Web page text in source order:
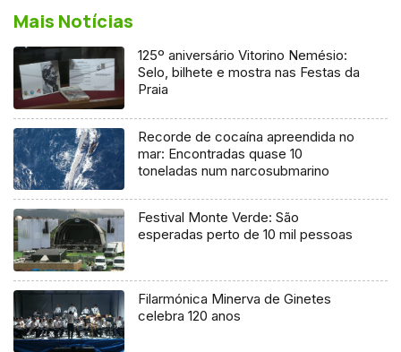
Mais Notícias
125º aniversário Vitorino Nemésio:
Selo, bilhete e mostra nas Festas da
Praia
Recorde de cocaína apreendida no
mar: Encontradas quase 10
toneladas num narcosubmarino
Festival Monte Verde: São
esperadas perto de 10 mil pessoas
Filarmónica Minerva de Ginetes
celebra 120 anos